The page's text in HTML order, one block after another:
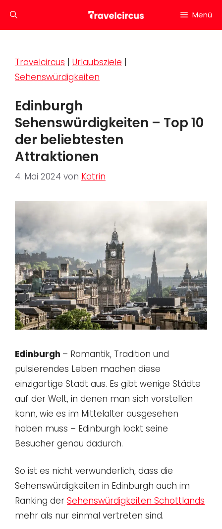
Inhalt
Menü
Travelcircus | Urlaubsziele |
Sehenswürdigkeiten
Edinburgh
Sehenswürdigkeiten – Top 10
der beliebtesten
Attraktionen
4. Mai 2024 von Katrin
Edinburgh – Romantik, Tradition und
pulsierendes Leben machen diese
einzigartige Stadt aus. Es gibt wenige Städte
auf der Welt, in denen man sich vorstellen
kann, wie es im Mittelalter ausgesehen
haben muss – Edinburgh lockt seine
Besucher genau dadurch.
So ist es nicht verwunderlich, dass die
Sehenswürdigkeiten in Edinburgh auch im
Ranking der Sehenswürdigkeiten Schottlands
mehr als nur einmal vertreten sind.